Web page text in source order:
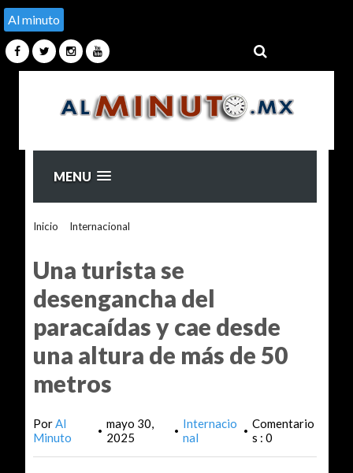
Al minuto
MENU
Inicio Internacional
Una turista se
desengancha del
paracaídas y cae desde
una altura de más de 50
metros
PorAl
Minuto
• mayo 30,
2025
• Internacio
nal
• Comentario
s : 0